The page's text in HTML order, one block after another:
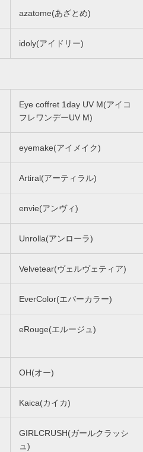
azatome(あざとめ)
idoly(アイドリー)
Eye coffret 1day UV M(アイコ
フレワンデーUV M)
eyemake(アイメイク)
Artiral(アーティラル)
envie(アンヴィ)
Unrolla(アンローラ)
Velvetear(ヴェルヴェティア)
EverColor(エバーカラー)
eRouge(エルージュ)
OH(オー)
Kaica(カイカ)
GIRLCRUSH(ガールクラッシ
ュ)